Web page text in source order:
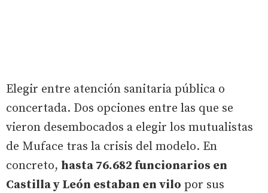
Elegir entre atención sanitaria pública o
concertada. Dos opciones entre las que se
vieron desembocados a elegir los mutualistas
de Muface tras la crisis del modelo. En
concreto, hasta 76.682 funcionarios en
Castilla y León estaban en vilo por sus